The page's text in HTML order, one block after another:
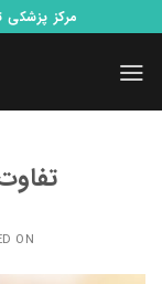
to
content
مرکز
ON